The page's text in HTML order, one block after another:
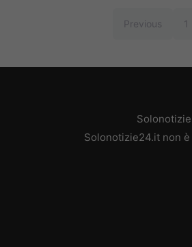
Previous 1
Solonotizie24.it non